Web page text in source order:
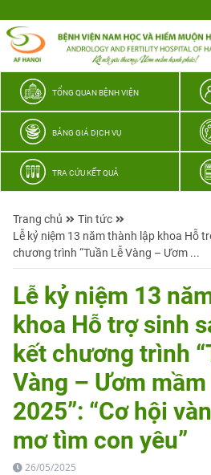
thương
TỔNG QUAN BỆNH VIỆN
BẢNG GIÁ DỊCH VỤ
TRA CỨU KẾT QUẢ
Trang chủ
Tin tức
Lễ kỷ niệm 13 năm thành lập khoa Hỗ
chương trình “Tuần Lễ Vàng – Ươm ...
Lễ kỷ niệm 13
khoa Hỗ trợ sinh
kết chương trình
Vàng – Ươm
2025”: “Cơ hội
mơ tìm con yêu”
26/05/2025